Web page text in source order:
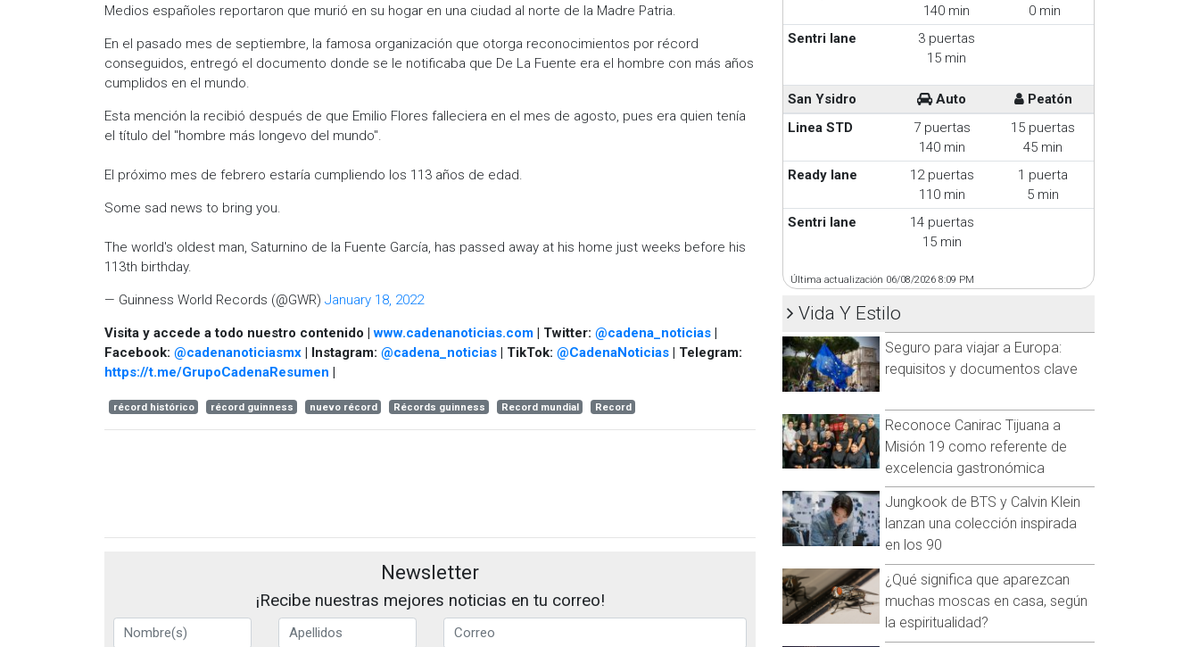
Medios españoles reportaron que murió en su hogar en una ciudad al norte de la Madre Patria.
En el pasado mes de septiembre, la famosa organización que otorga reconocimientos por récord
conseguidos, entregó el documento donde se le notificaba que De La Fuente era el hombre con más años
cumplidos en el mundo.
Esta mención la recibió después de que Emilio Flores falleciera en el mes de agosto, pues era quien tenía
el título del "hombre más longevo del mundo".
El próximo mes de febrero estaría cumpliendo los 113 años de edad.
Some sad news to bring you.
The world's oldest man, Saturnino de la Fuente García, has passed away at his home just weeks before his
113th birthday.
— Guinness World Records (@GWR) January 18, 2022
Visita y accede a todo nuestro contenido |www.cadenanoticias.com | Twitter: @cadena_noticias |
Facebook: @cadenanoticiasmx | Instagram: @cadena_noticias | TikTok: @CadenaNoticias | Telegram:
https://t.me/GrupoCadenaResumen |
récord histórico récord guinness nuevo récord Récords guinness Record mundial Record
Newsletter
¡Recibe nuestras mejores noticias en tu correo!
140 min
0 min
Sentri lane
3 puertas
15 min
San Ysidro Auto
Peatón
Linea STD
7 puertas
140 min
15 puertas
45 min
Ready lane
12 puertas
110 min
1 puerta
5 min
Sentri lane
14 puertas
15 min
Última actualización 06/08/2026 8:09 PM
Vida Y Estilo
Seguro para viajar a Europa:
requisitos y documentos clave
Reconoce Canirac Tijuana a
Misión 19 como referente de
excelencia gastronómica
Jungkook de BTS y Calvin Klein
lanzan una colección inspirada
en los 90
¿Qué significa que aparezcan
muchas moscas en casa, según
la espiritualidad?